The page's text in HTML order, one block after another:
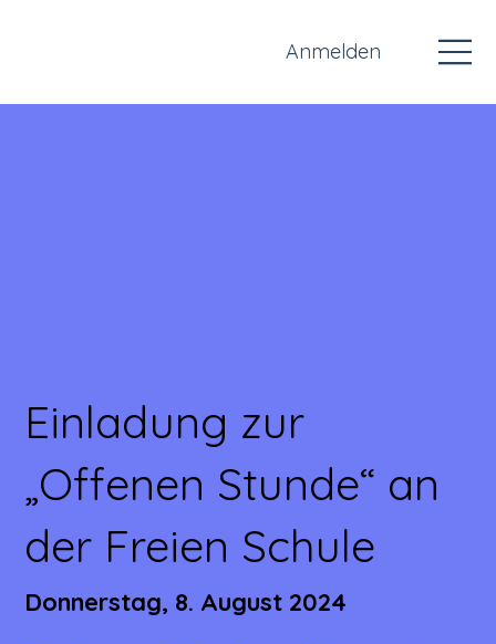
Anmelden
Einladung zur
„Offenen Stunde“ an
der Freien Schule
Donnerstag, 8. August 2024